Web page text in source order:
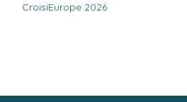
CroisiEurope 2026